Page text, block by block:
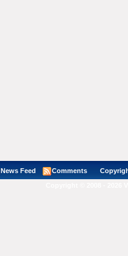
News Feed Comments Copyright